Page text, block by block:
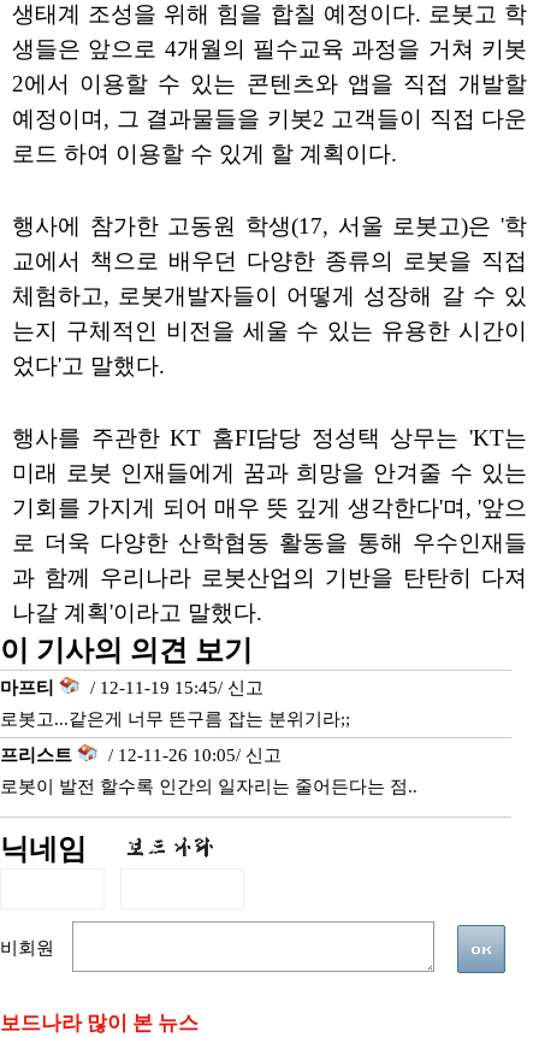
생태계 조성을 위해 힘을 합칠 예정이다. 로봇고 학
생들은 앞으로 4개월의 필수교육 과정을 거쳐 키봇
2에서 이용할 수 있는 콘텐츠와 앱을 직접 개발할
예정이며, 그 결과물들을 키봇2 고객들이 직접 다운
로드 하여 이용할 수 있게 할 계획이다.
행사에 참가한 고동원 학생(17, 서울 로봇고)은 '학
교에서 책으로 배우던 다양한 종류의 로봇을 직접
체험하고, 로봇개발자들이 어떻게 성장해 갈 수 있
는지 구체적인 비전을 세울 수 있는 유용한 시간이
었다'고 말했다.
행사를 주관한 KT 홈FI담당 정성택 상무는 'KT는
미래 로봇 인재들에게 꿈과 희망을 안겨줄 수 있는
기회를 가지게 되어 매우 뜻 깊게 생각한다'며, '앞으
로 더욱 다양한 산학협동 활동을 통해 우수인재들
과 함께 우리나라 로봇산업의 기반을 탄탄히 다져
나갈 계획'이라고 말했다.
이 기사의 의견 보기
마프티 / 12-11-19 15:45/ 신고
로봇고...같은게 너무 뜬구름 잡는 분위기라;;
프리스트
/ 12-11-26 10:05/ 신고
로봇이 발전 할수록 인간의 일자리는 줄어든다는 점..
닉네임
비회원
보드나라 많이 본 뉴스